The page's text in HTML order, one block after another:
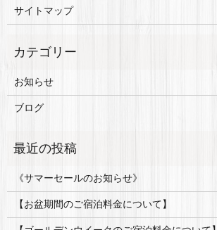
サイトマップ
お知らせ
ブログ
《サマーセールのお知らせ》
【お盆期間のご宿泊料金について】